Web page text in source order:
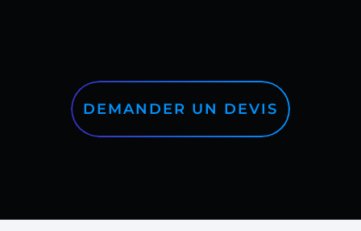
DEMANDER UN DEVIS